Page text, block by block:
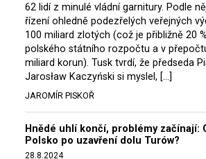
62 lidí z minulé vládní garnitury. Podle
řízení ohledně podezřelých veřejných
100 miliard zlotých (což je přibližně 20 %
polského státního rozpočtu a v
miliard korun). Tusk tvrdí, že předseda
Jarosław Kaczyński si myslel, […]
JAROMÍR PISKOŘ
Hnědé uhlí končí, problémy začínají:
Polsko po uzavření dolu Turów?
28.8.2024